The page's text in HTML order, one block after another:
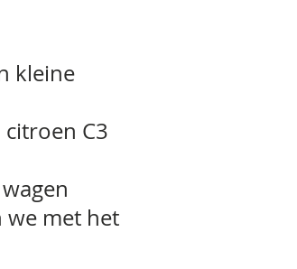
kleine
C3
we met het